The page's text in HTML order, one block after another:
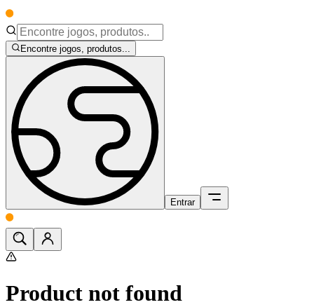
Encontre jogos, produtos...
Entrar
Product not found